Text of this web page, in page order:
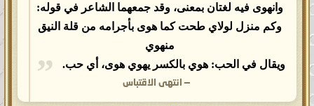
وانهوى فيه لغتان بمعنى، وقد جمعهما الشاعر في قوله:
وكم منزل لولاي طحت كما هوى بأجرامه من قلة النيق
منهوي
ويقال في الحب: هوي بالكسر يهوي هوى، أي حب.
— انتهى الاقتباس